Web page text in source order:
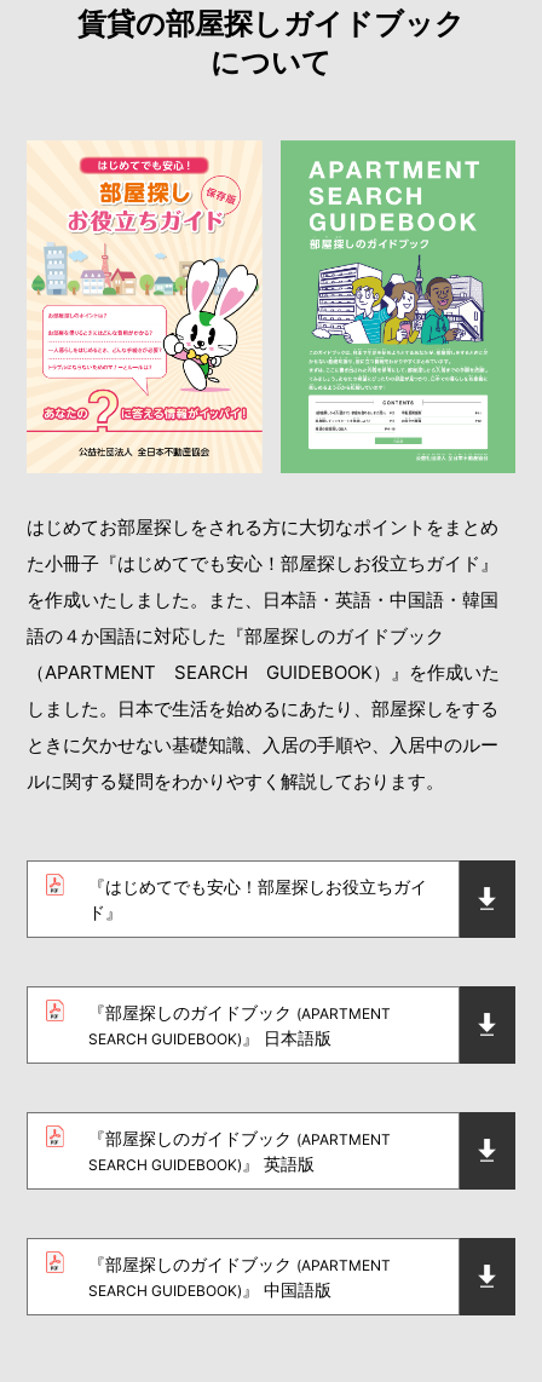
賃貸の部屋探しガイドブック
について
はじめてお部屋探しをされる方に大切なポイントをまとめ
た小冊子『はじめてでも安心！部屋探しお役立ちガイド』
を作成いたしました。また、日本語・英語・中国語・韓国
語の４か国語に対応した『部屋探しのガイドブック
（APARTMENT SEARCH GUIDEBOOK）』を作成いた
しました。日本で生活を始めるにあたり、部屋探しをする
ときに欠かせない基礎知識、入居の手順や、入居中のルー
ルに関する疑問をわかりやすく解説しております。
『はじめてでも安心！部屋探しお役立ちガイ
ド』
『部屋探しのガイドブック (APARTMENT
SEARCH GUIDEBOOK) 』 日本語版
『部屋探しのガイドブック (APARTMENT
SEARCH GUIDEBOOK) 』 英語版
『部屋探しのガイドブック (APARTMENT
SEARCH GUIDEBOOK) 』 中国語版